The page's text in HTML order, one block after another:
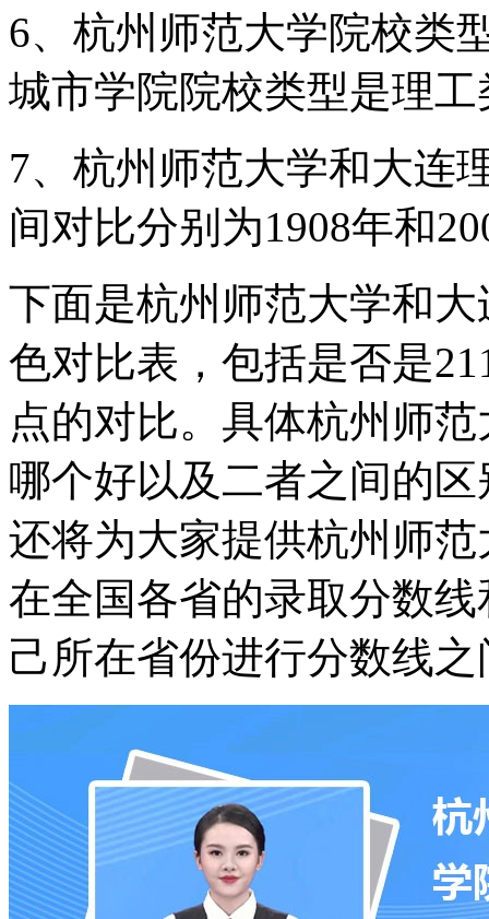
6、杭州师范大学院校类
城市学院院校类型是理工
7、杭州师范大学和大连
间对比分别为1908年和
下面是杭州师范大学和
色对比表，包括是否是
点的对比。具体杭州师
哪个好以及二者之间的
还将为大家提供杭州师
在全国各省的录取分数
己所在省份进行分数线